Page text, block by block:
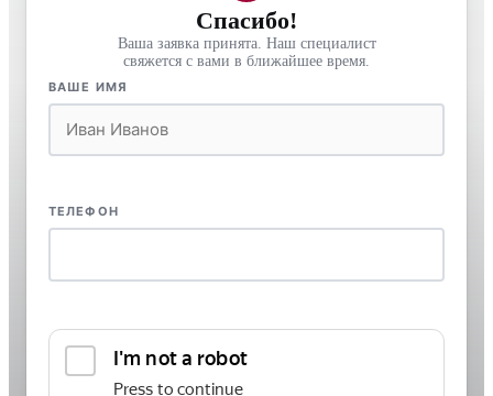
Спасибо!
Ваша заявка принята. Наш специалист
свяжется с вами в ближайшее время.
ВАШЕ ИМЯ
ТЕЛЕФОН